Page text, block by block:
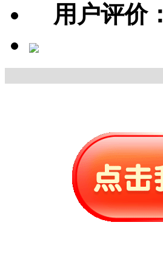
用户评价：